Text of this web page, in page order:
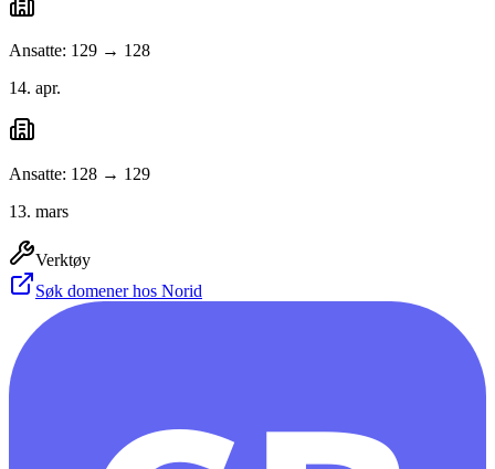
Ansatte: 129 → 128
14. apr.
Ansatte: 128 → 129
13. mars
Verktøy
Søk domener hos Norid